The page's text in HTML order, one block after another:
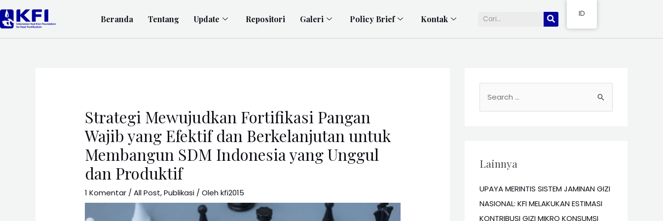
Beranda Tentang Update Repositori Galeri Policy Brief Kontak
Strategi Mewujudkan Fortifikasi Pangan
Wajib yang Efektif dan Berkelanjutan untuk
Membangun SDM Indonesia yang Unggul
dan Produktif
1 Komentar /All Post,Publikasi / Olehkfi2015
Lainnya
UPAYA MERINTIS SISTEM JAMINAN GIZI
NASIONAL: KFI MELAKUKAN ESTIMASI
KONTRIBUSI GIZI MIKRO KONSUMSI
ID